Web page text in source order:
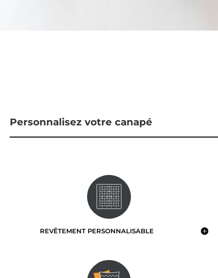
Personnalisez votre canapé
REVÊTEMENT PERSONNALISABLE